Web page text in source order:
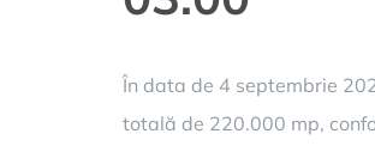
În data de 4 septembrie
totală de 220.000 mp,